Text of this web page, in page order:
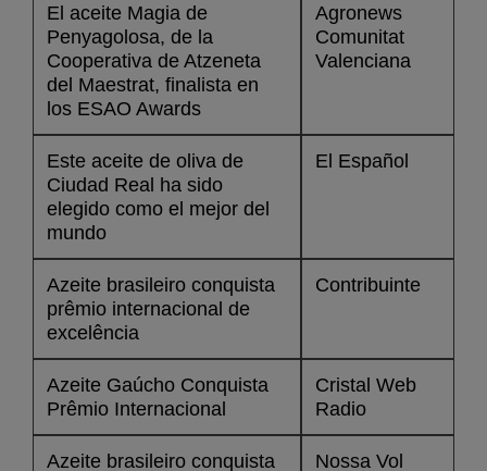
El aceite Magia de
Penyagolosa, de la
Cooperativa de Atzeneta
del Maestrat, finalista en
los ESAO Awards
Agronews
Comunitat
Valenciana
Este aceite de oliva de
Ciudad Real ha sido
elegido como el mejor del
mundo
El Español
Azeite brasileiro conquista
prêmio internacional de
excelência
Contribuinte
Azeite Gaúcho Conquista
Prêmio Internacional
Cristal Web
Radio
Azeite brasileiro conquista
Nossa Vol